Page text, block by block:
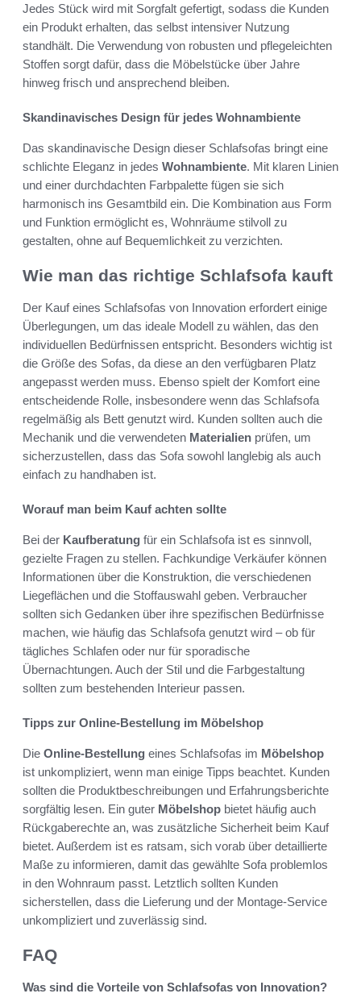
Jedes Stück wird mit Sorgfalt gefertigt, sodass die Kunden
ein Produkt erhalten, das selbst intensiver Nutzung
standhält. Die Verwendung von robusten und pflegeleichten
Stoffen sorgt dafür, dass die Möbelstücke über Jahre
hinweg frisch und ansprechend bleiben.
Skandinavisches Design für jedes Wohnambiente
Das skandinavische Design dieser Schlafsofas bringt eine
schlichte Eleganz in jedes Wohnambiente. Mit klaren Linien
und einer durchdachten Farbpalette fügen sie sich
harmonisch ins Gesamtbild ein. Die Kombination aus Form
und Funktion ermöglicht es, Wohnräume stilvoll zu
gestalten, ohne auf Bequemlichkeit zu verzichten.
Wie man das richtige Schlafsofa kauft
Der Kauf eines Schlafsofas von Innovation erfordert einige
Überlegungen, um das ideale Modell zu wählen, das den
individuellen Bedürfnissen entspricht. Besonders wichtig ist
die Größe des Sofas, da diese an den verfügbaren Platz
angepasst werden muss. Ebenso spielt der Komfort eine
entscheidende Rolle, insbesondere wenn das Schlafsofa
regelmäßig als Bett genutzt wird. Kunden sollten auch die
Mechanik und die verwendeten Materialien prüfen, um
sicherzustellen, dass das Sofa sowohl langlebig als auch
einfach zu handhaben ist.
Worauf man beim Kauf achten sollte
Bei der Kaufberatung für ein Schlafsofa ist es sinnvoll,
gezielte Fragen zu stellen. Fachkundige Verkäufer können
Informationen über die Konstruktion, die verschiedenen
Liegeflächen und die Stoffauswahl geben. Verbraucher
sollten sich Gedanken über ihre spezifischen Bedürfnisse
machen, wie häufig das Schlafsofa genutzt wird – ob für
tägliches Schlafen oder nur für sporadische
Übernachtungen. Auch der Stil und die Farbgestaltung
sollten zum bestehenden Interieur passen.
Tipps zur Online-Bestellung im Möbelshop
Die Online-Bestellung eines Schlafsofas im Möbelshop
ist unkompliziert, wenn man einige Tipps beachtet. Kunden
sollten die Produktbeschreibungen und Erfahrungsberichte
sorgfältig lesen. Ein guter Möbelshop bietet häufig auch
Rückgaberechte an, was zusätzliche Sicherheit beim Kauf
bietet. Außerdem ist es ratsam, sich vorab über detaillierte
Maße zu informieren, damit das gewählte Sofa problemlos
in den Wohnraum passt. Letztlich sollten Kunden
sicherstellen, dass die Lieferung und der Montage-Service
unkompliziert und zuverlässig sind.
FAQ
Was sind die Vorteile von Schlafsofas von Innovation?